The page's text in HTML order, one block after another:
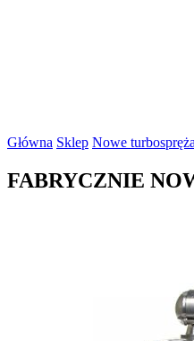
Główna Sklep Nowe
FABRYCZNIE